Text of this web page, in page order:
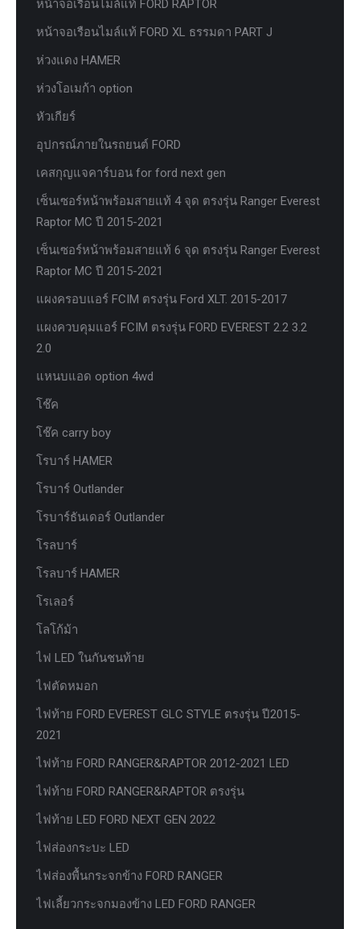
หน้าจอเรือนไมล์แท้ FORD RAPTOR
หน้าจอเรือนไมล์แท้ FORD XL ธรรมดา PART J
ห่วงแดง HAMER
ห่วงโอเมก้า option
หัวเกียร์
อุปกรณ์ภายในรถยนต์ FORD
เคสกุญแจคาร์บอน for ford next gen
เซ็นเซอร์หน้าพร้อมสายแท้ 4 จุด ตรงรุ่น Ranger Everest
Raptor MC ปี 2015-2021
เซ็นเซอร์หน้าพร้อมสายแท้ 6 จุด ตรงรุ่น Ranger Everest
Raptor MC ปี 2015-2021
แผงครอบแอร์ FCIM ตรงรุ่น Ford XLT. 2015-2017
แผงควบคุมแอร์ FCIM ตรงรุ่น FORD EVEREST 2.2 3.2
2.0
แหนบแอด option 4wd
โช๊ค
โช๊ค carry boy
โรบาร์ HAMER
โรบาร์ Outlander
โรบาร์ธันเดอร์ Outlander
โรลบาร์
โรลบาร์ HAMER
โรเลอร์
โลโก้ม้า
ไฟ LED ในกันชนท้าย
ไฟตัดหมอก
ไฟท้าย FORD EVEREST GLC STYLE ตรงรุ่น ปี2015-
2021
ไฟท้าย FORD RANGER&RAPTOR 2012-2021 LED
ไฟท้าย FORD RANGER&RAPTOR ตรงรุ่น
ไฟท้าย LED FORD NEXT GEN 2022
ไฟส่องกระบะ LED
ไฟส่องพื้นกระจกข้าง FORD RANGER
ไฟเลี้ยวกระจกมองข้าง LED FORD RANGER